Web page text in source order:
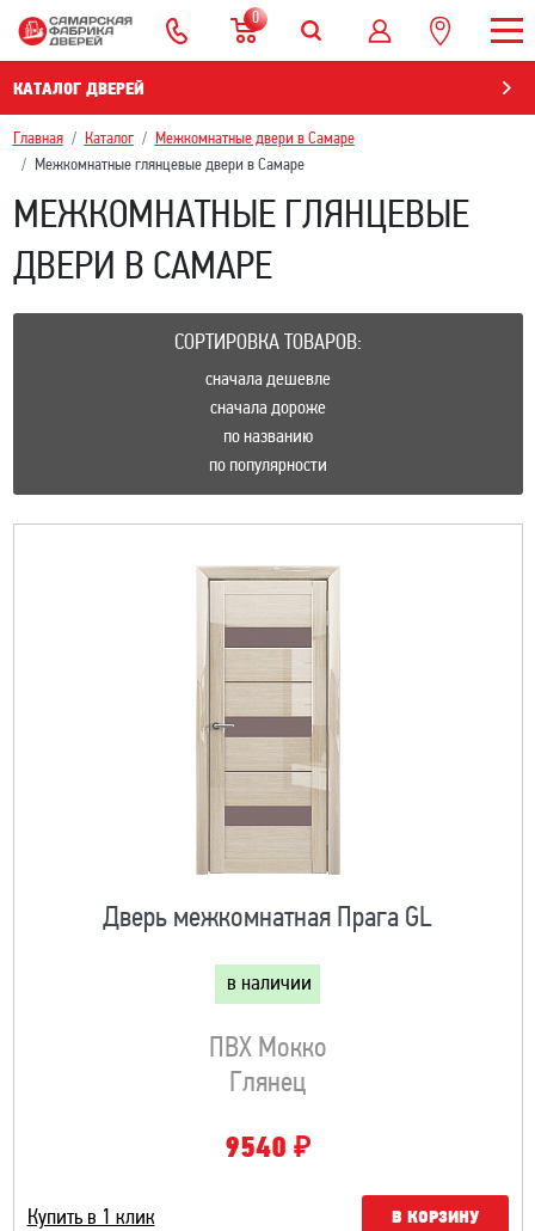
0
КАТАЛОГ ДВЕРЕЙ
Главная Каталог
Межкомнатные двери в Самаре
Межкомнатные глянцевые двери в Самаре
МЕЖКОМНАТНЫЕ ГЛЯНЦЕВЫЕ
ДВЕРИ В САМАРЕ
СОРТИРОВКА ТОВАРОВ:
сначала дешевле
сначала дороже
по названию
по популярности
Дверь межкомнатная Прага GL
в наличии
ПВХ Мокко
Глянец
9540 ₽
Купить в 1 клик В КОРЗИНУ